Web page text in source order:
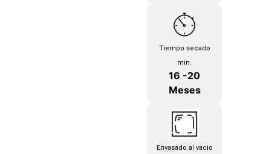
Tiempo secado
mín.
16 -20
Meses
Envasado al vacio